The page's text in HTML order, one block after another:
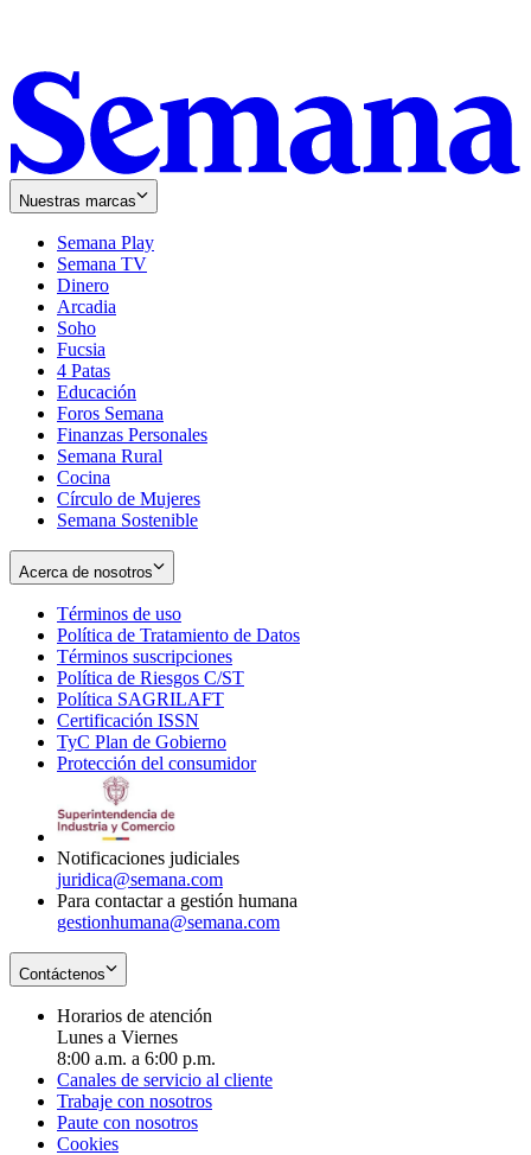
Nuestras marcas
Semana Play
Semana TV
Dinero
Arcadia
Soho
in
new
window
Fucsia
in
new
window
4 Patas
Educación
Foros Semana
Finanzas Personales
Semana Rural
Cocina
Círculo de Mujeres
Semana Sostenible
Acerca de nosotros
Términos de uso
in
new
window
Política de Tratamiento de Datos
Términos suscripciones
in
Política de Riesgos C/ST
Política SAGRILAFT
new
window
Certificación ISSN
in
new
TyC Plan de Gobierno
in
Protección del consumidorOpens
Notificaciones judiciales
juridica@semana.com
Para contactar a gestión humana
gestionhumana@semana.com
Contáctenos
Horarios de atención
Lunes a Viernes
8:00 a.m. a 6:00 p.m.
Canales de servicio al cliente
Trabaje con nosotros
Paute con nosotros
Cookies